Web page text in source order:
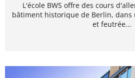
L'école BWS offre des cours
bâtiment historique de Berlin, dans
et feutrée...